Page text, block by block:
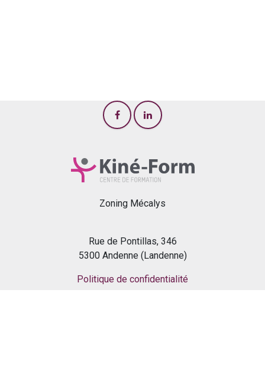
Zoning Mécalys
Rue de Pontillas, 346
5300 Andenne (Landenne)
Politique de confidentialité